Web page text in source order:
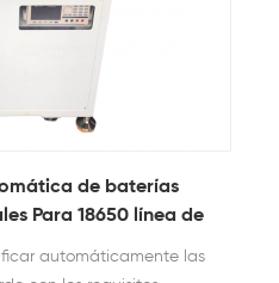
de baterías
Para 18650 línea de
automáticamente las